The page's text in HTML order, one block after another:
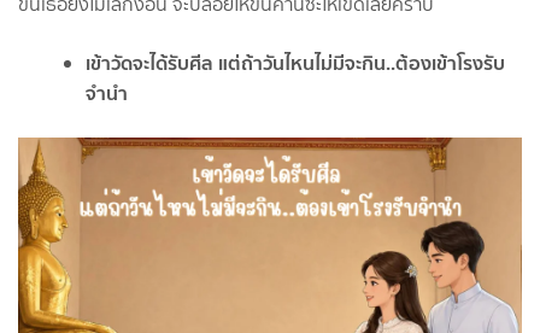
เข้าวัดจะได้รับศีล แต่ถ้าวันไหนไม่มีจะกิน..ต้องเข้าโรงรับ
จำนำ